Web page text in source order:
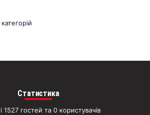
Статистика
1527 гостей та 0 користувачів